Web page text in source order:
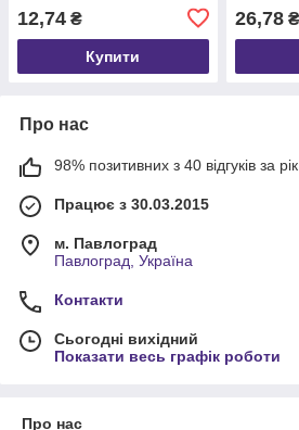
12,74 ₴
Купити
26,78₴
Про нас
98% позитивних з 40 відгуків за рік
Працює з 30.03.2015
м. Павлоград
Павлоград, Україна
Контакти
Сьогодні вихідний
Показати весь графік роботи
Про нас